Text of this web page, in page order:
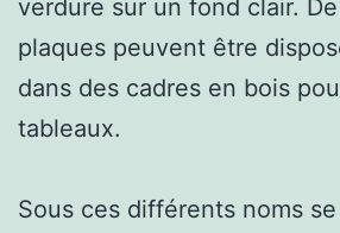
verdure sur un fond clair.
plaques peuvent être
dans des cadres en bois
tableaux.
Sous ces différents noms